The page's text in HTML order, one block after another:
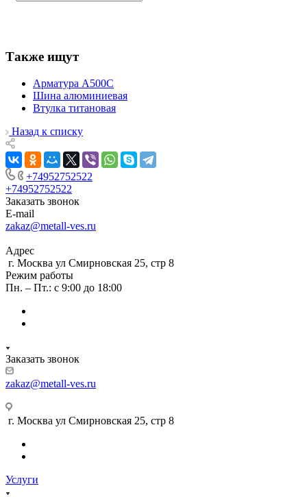
Также ищут
Арматура А500С
Шина алюминиевая
Втулка титановая
Назад к списку
+74952752522
+74952752522
Заказать звонок
E-mail
zakaz@metall-ves.ru
Адрес
г. Москва ул Смирновская 25, стр 8
Режим работы
Пн. – Пт.: с 9:00 до 18:00
Заказать звонок
zakaz@metall-ves.ru
г. Москва ул Смирновская 25, стр 8
Услуги